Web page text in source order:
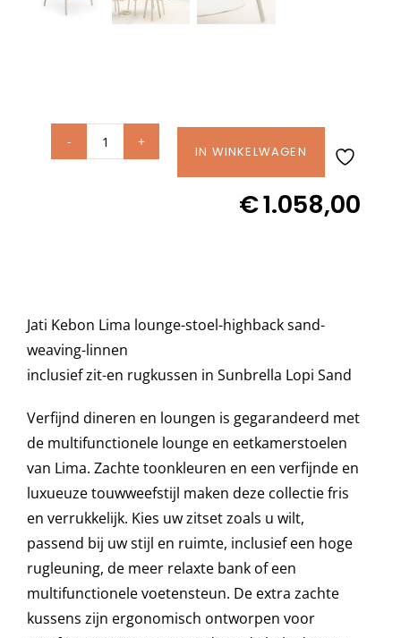
Decoratie kussens
Beschermhoezen
Onderhoud
Accessoires en Kado
Onze merken
Jati
weaving
Linnen
inclusief
en
rugkussen
aantal
IN WINKELWAGEN
€1.058,00
Jati Kebon Lima lounge-stoel-highback sand-
weaving-linnen
inclusief zit-en rugkussen in Sunbrella Lopi Sand
Verfijnd dineren en loungen is gegarandeerd met
de multifunctionele lounge en eetkamerstoelen
van Lima. Zachte toonkleuren en een verfijnde en
luxueuze touwweefstijl maken deze collectie fris
en verrukkelijk. Kies uw zitset zoals u wilt,
passend bij uw stijl en ruimte, inclusief een hoge
rugleuning, de meer relaxte bank of een
multifunctionele voetensteun. De extra zachte
kussens zijn ergonomisch ontworpen voor